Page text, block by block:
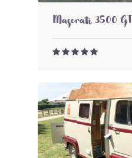
Maserati 3500 GT